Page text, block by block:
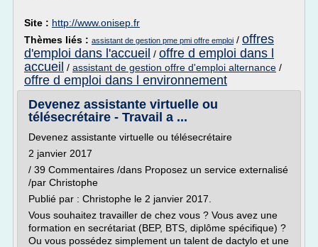
Site : http://www.onisep.fr
Thèmes liés : assistant de gestion pme pmi offre emploi / offres
d'emploi dans l'accueil / offre d emploi dans l
accueil / assistant de gestion offre d'emploi alternance /
offre d emploi dans l environnement
Devenez assistante virtuelle ou
télésecrétaire - Travail a ...
Devenez assistante virtuelle ou télésecrétaire
2 janvier 2017
/ 39 Commentaires /dans Proposez un service externalisé
/par Christophe
Publié par : Christophe le 2 janvier 2017.
Vous souhaitez travailler de chez vous ? Vous avez une
formation en secrétariat (BEP, BTS, diplôme spécifique) ?
Ou vous possédez simplement un talent de dactylo et une